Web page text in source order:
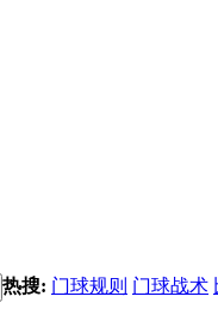
热搜: 门球规则 门球战术